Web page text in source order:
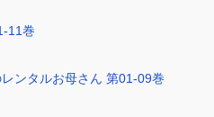
11巻
ンタルお母さん 第01-09巻